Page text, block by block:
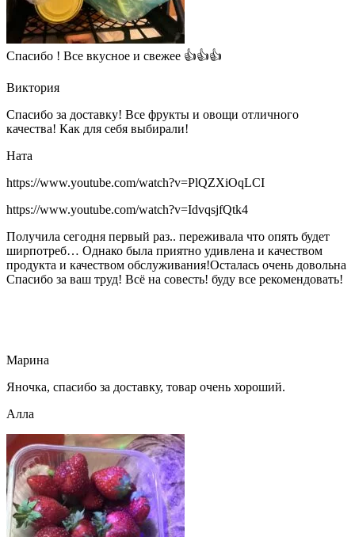
Спасибо ! Все вкусное и свежее 👍👍👍
Виктория
Спасибо за доставку! Все фрукты и овощи отличного
качества! Как для себя выбирали!
Ната
https://www.youtube.com/watch?v=PlQZXiOqLCI
https://www.youtube.com/watch?v=IdvqsjfQtk4
Получила сегодня первый раз.. переживала что опять будет
ширпотреб… Однако была приятно удивлена и качеством
продукта и качеством обслуживания!Осталась очень довольна
Спасибо за ваш труд! Всё на совесть! буду все рекомендовать!
Марина
Яночка, спасибо за доставку, товар очень хороший.
Алла